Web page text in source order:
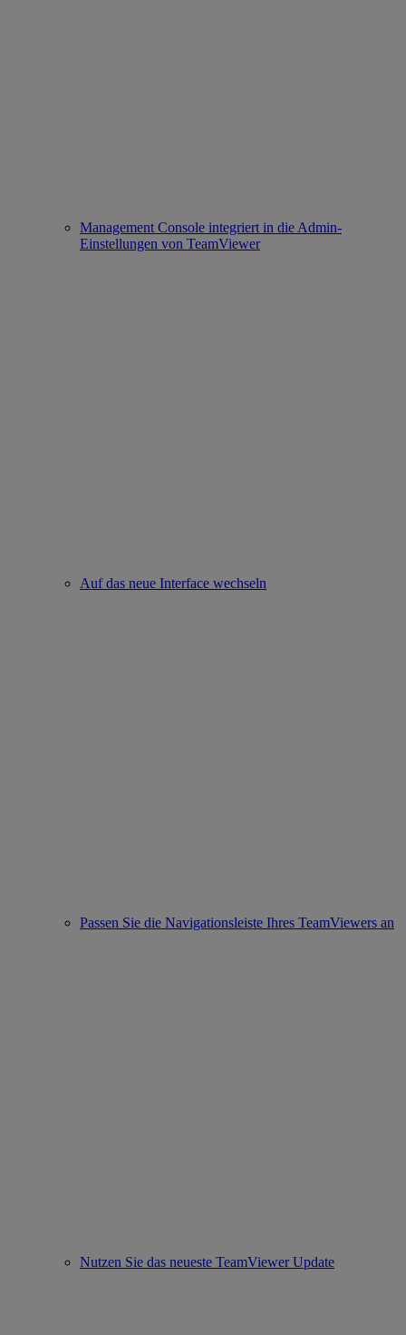
Management Console integriert in die Admin-
Einstellungen von TeamViewer
Auf das neue Interface wechseln
Passen Sie die Navigationsleiste Ihres TeamViewers an
Nutzen Sie das neueste TeamViewer Update